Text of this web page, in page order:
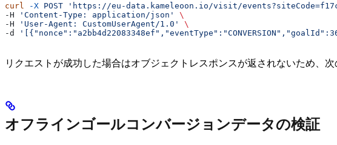
curl -X POST 'https://eu-data.kameleoon.io/visit/
-H
'Content-Type: application/json'
\
-H
'User-Agent: CustomUserAgent/1.0'
\
-d
リクエストが成功した場合はオブジェクトレスポンスが返されないため、
オフラインゴールコンバージョンデータの検証